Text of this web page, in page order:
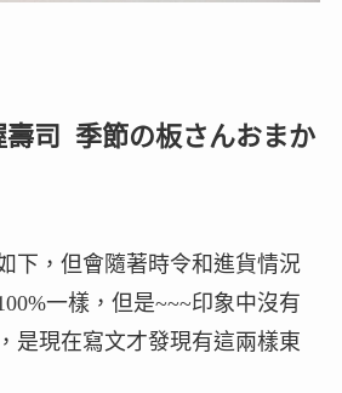
壽司 季節の板さんおまか
下，但會隨著時令和進貨情況
一樣，但是~~~印象中沒有
是現在寫文才發現有這兩樣東